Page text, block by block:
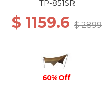
TP-851SR
$ 1159.6 $ 2899
60% Off